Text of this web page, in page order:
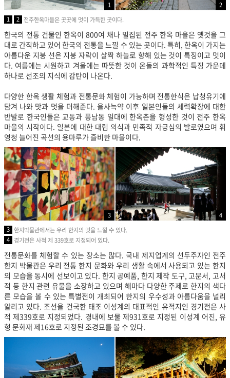
1
2
1
2 전주한옥마을은 곳곳에 멋이 가득한 곳이다.
한국의 전통 건물인 한옥이 800여 채나 밀집된 전주 한옥 마을은 옛것을 그
대로 간직하고 있어 한국의 전통을 느낄 수 있는 곳이다. 특히, 한옥이 가지는
아름다운 지붕 선은 지붕 자락이 살짝 하늘로 향해 있는 것이 특징이고 멋이
다. 여름에는 시원하고 겨울에는 따뜻한 것이 온돌의 과학적인 특징 가운데
하나로 선조의 지식에 감탄이 나온다.
다양한 한옥 생활 체험과 전통문화 체험이 가능하며 전통한식은 납청유기에
담겨 나와 맛과 멋을 더해준다. 을사늑약 이후 일본인들의 세력확장에 대한
반발로 한국인들은 교동과 풍남동 일대에 한옥촌을 형성한 것이 전주 한옥
마을의 시작이다. 일본에 대한 대립 의식과 민족적 자긍심의 발로였으며 휘
영청 늘어진 곡선의 용마루가 즐비한 마을이다.
3
4
3 한지박물관에서는 우리 한지의 멋을 느낄 수 있다.
4 경기전은 사적 제 339호로 지정되어 있다.
전통문화를 체험할 수 있는 장소는 많다. 국내 제지업계의 선두주자인 전주
한지 박물관은 우리 전통 한지 문화와 우리 생활 속에서 사용되고 있는 한지
의 모습을 동시에 선보이고 있다. 한지 공예품, 한지 제작 도구, 고문서, 고서
적 등 한지 관련 유물을 소장하고 있으며 해마다 다양한 주제로 한지의 색다
른 모습을 볼 수 있는 특별전이 개최되어 한지의 우수성과 아름다움을 널리
알리고 있다. 조선을 건국한 태조 이성계의 대표적인 유적지인 경기전은 사
적 제339호로 지정되었다. 경내에 보물 제931호로 지정된 이성계 어진, 유
형 문화재 제16호로 지정된 조경묘를 볼 수 있다.